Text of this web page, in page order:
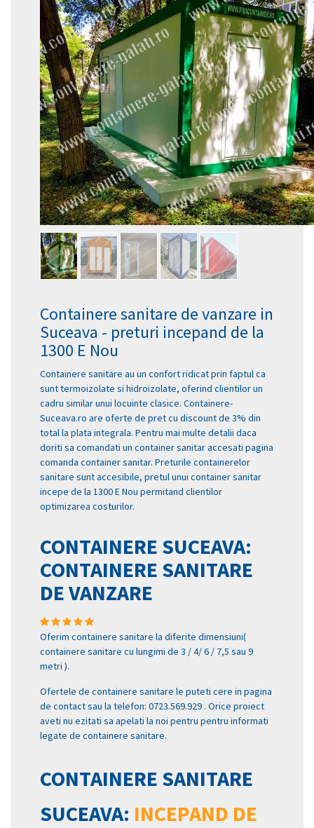
Containere sanitare de vanzare in
Suceava - preturi incepand de la
1300 E Nou
Containere sanitare au un confort ridicat prin faptul ca
sunt termoizolate si hidroizolate, oferind clientilor un
cadru similar unui locuinte clasice. Containere-
Suceava.ro are oferte de pret cu discount de 3% din
total la plata integrala. Pentru mai multe detalii daca
doriti sa comandati un container sanitar accesati pagina
comanda container sanitar. Preturile containerelor
sanitare sunt accesibile, pretul unui container sanitar
incepe de la 1300 E Nou permitand clientilor
optimizarea costurilor.
CONTAINERE SUCEAVA:
CONTAINERE SANITARE
DE VANZARE
Oferim containere sanitare la diferite dimensiuni(
containere sanitare cu lungimi de 3 / 4/ 6 / 7,5 sau 9
metri ).
Ofertele de containere sanitare le puteti cere in pagina
de contact sau la telefon: 0723.569.929 . Orice proiect
aveti nu ezitati sa apelati la noi pentru pentru informati
legate de containere sanitare.
CONTAINERE SANITARE
SUCEAVA: INCEPAND DE